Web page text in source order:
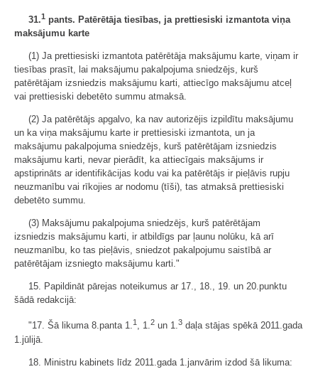
31.1 pants. Patērētāja tiesības, ja prettiesiski izmantota viņa
maksājumu karte
(1) Ja prettiesiski izmantota patērētāja maksājumu karte, viņam ir
tiesības prasīt, lai maksājumu pakalpojuma sniedzējs, kurš
patērētājam izsniedzis maksājumu karti, attiecīgo maksājumu atceļ
vai prettiesiski debetēto summu atmaksā.
(2) Ja patērētājs apgalvo, ka nav autorizējis izpildītu maksājumu
un ka viņa maksājumu karte ir prettiesiski izmantota, un ja
maksājumu pakalpojuma sniedzējs, kurš patērētājam izsniedzis
maksājumu karti, nevar pierādīt, ka attiecīgais maksājums ir
apstiprināts ar identifikācijas kodu vai ka patērētājs ir pieļāvis rupju
neuzmanību vai rīkojies ar nodomu (tīši), tas atmaksā prettiesiski
debetēto summu.
(3) Maksājumu pakalpojuma sniedzējs, kurš patērētājam
izsniedzis maksājumu karti, ir atbildīgs par ļaunu nolūku, kā arī
neuzmanību, ko tas pieļāvis, sniedzot pakalpojumu saistībā ar
patērētājam izsniegto maksājumu karti."
15. Papildināt pārejas noteikumus ar 17., 18., 19. un 20.punktu
šādā redakcijā:
"17. Šā likuma 8.panta 1.1 , 1.2 un 1.3 daļa stājas spēkā 2011.gada
1.jūlijā.
18. Ministru kabinets līdz 2011.gada 1.janvārim izdod šā likuma: